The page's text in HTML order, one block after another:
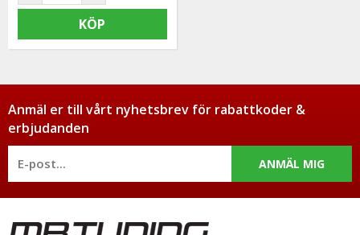
KÖP
Anmäl er till vårt nyhetsbrev för rabattkoder &
erbjudanden
ANMÄL MIG